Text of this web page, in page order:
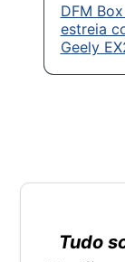
DFM
estreia
Geely
Tudo